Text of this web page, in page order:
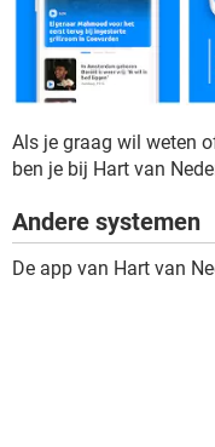
Als je graag wil weten
ben je bij Hart van
Andere systemen
De app van Hart van